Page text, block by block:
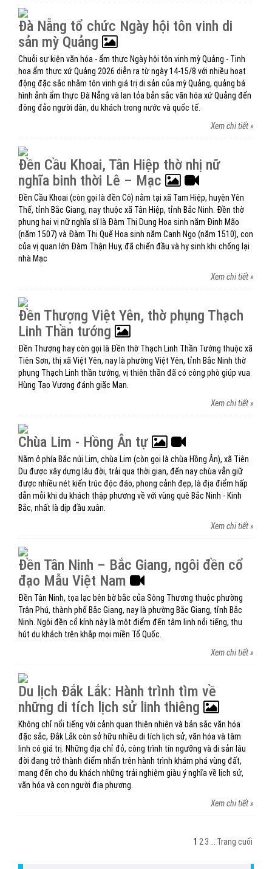
Đà Nẵng tổ chức Ngày hội tôn vinh di
sản mỳ Quảng
Chuỗi sự kiện văn hóa - ẩm thực Ngày hội tôn vinh mỳ Quảng - Tinh
hoa ẩm thực xứ Quảng 2026 diễn ra từ ngày 14-15/8 với nhiều hoạt
động đặc sắc nhằm tôn vinh giá trị di sản của mỳ Quảng, quảng bá
hình ảnh ẩm thực Đà Nẵng và lan tỏa bản sắc văn hóa xứ Quảng đến
đông đảo người dân, du khách trong nước và quốc tế.
Xem chi tiết »
Đền Cầu Khoai, Tân Hiệp thờ nhị nữ
nghĩa binh thời Lê – Mạc
Đền Cầu Khoai (còn gọi là đền Cô) nằm tại xã Tam Hiệp, huyện Yên
Thế, tỉnh Bắc Giang, nay thuộc xã Tân Hiệp, tỉnh Bắc Ninh. Đền thờ
phụng hai vị nữ nghĩa sĩ là Đàm Thị Dung Hoa sinh năm Đinh Mão
(năm 1507) và Đàm Thị Quế Hoa sinh năm Canh Ngọ (năm 1510), con
của vị quan lớn Đàm Thận Huy, đã chiến đầu và hy sinh khi chống lại
nhà Mạc
Xem chi tiết »
Đền Thượng Việt Yên, thờ phụng Thạch
Linh Thần tướng
Đền Thượng hay còn gọi là Đền thờ Thạch Linh Thần Tướng thuộc xã
Tiên Sơn, thị xã Việt Yên, nay là phường Việt Yên, tỉnh Bắc Ninh thờ
phụng Thạch Linh thần tướng, vị thiên thần đã có công phò giúp vua
Hùng Tạo Vương đánh giặc Man.
Xem chi tiết »
Chùa Lim - Hồng Ân tự
Nằm ở phía Bắc núi Lim, chùa Lim (còn gọi là chùa Hồng Ân), xã Tiên
Du được xây dựng lâu đời, trải qua thời gian, đến nay chùa vẫn giữ
được nhiều nét kiến trúc độc đáo, phong cảnh đẹp, là địa điểm hấp
dẫn mỗi khi du khách thập phương về với vùng quê Bắc Ninh - Kinh
Bắc, nhất là dịp đầu xuân.
Xem chi tiết »
Đền Tân Ninh – Bắc Giang, ngôi đền cổ
đạo Mẫu Việt Nam
Đền Tân Ninh, tọa lạc bên bờ bắc của Sông Thương thuộc phường
Trân Phú, thành phố Bắc Giang, nay là phường Bắc Giang, tỉnh Bắc
Ninh. Ngôi đền cổ kính này là một điểm đến tâm linh nổi tiếng, thu
hút du khách trên khắp mọi miền Tổ Quốc.
Xem chi tiết »
Du lịch Đắk Lắk: Hành trình tìm về
những di tích lịch sử linh thiêng
Không chỉ nổi tiếng với cảnh quan thiên nhiên và bản sắc văn hóa
đặc sắc, Đắk Lắk còn sở hữu nhiều di tích lịch sử, văn hóa và tâm
linh có giá trị. Những địa chỉ đỏ, công trình tín ngưỡng và di sản lâu
đời đang trở thành điểm nhấn trên hành trình khám phá vùng đất,
mang đến cho du khách những trải nghiệm giàu ý nghĩa về lịch sử,
văn hóa và con người địa phương.
Xem chi tiết »
1 2 3 Trang cuối